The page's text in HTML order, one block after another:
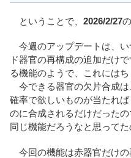
ということで、 2026/2/27
今週のアップデートは、い
ド器官の再構成の追加だけ
る機能のようで、これにはち
今できる器官の欠片合成
確率で欲しいものが当たれ
のに合成されるだけだった
同じ機能だろうなと思ってた
今回の機能は赤器官だけ